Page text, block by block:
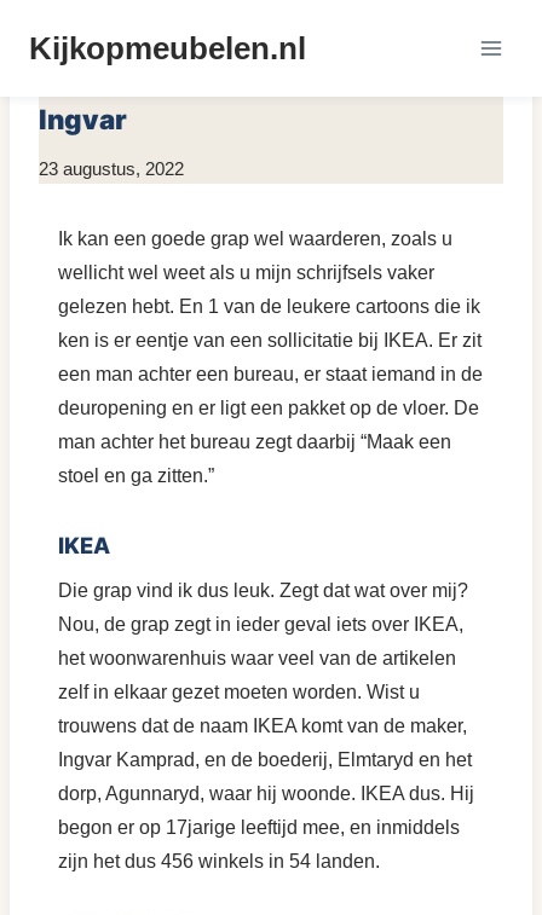
naarKijkopmeubelen.nl
Ingvar
Door
Sneijder
23 augustus, 2022
Ik kan een goede grap wel waarderen, zoals u
wellicht wel weet als u mijn schrijfsels vaker
gelezen hebt. En 1 van de leukere cartoons die ik
ken is er eentje van een sollicitatie bij IKEA. Er zit
een man achter een bureau, er staat iemand in de
deuropening en er ligt een pakket op de vloer. De
man achter het bureau zegt daarbij “Maak een
stoel en ga zitten.”
IKEA
Die grap vind ik dus leuk. Zegt dat wat over mij?
Nou, de grap zegt in ieder geval iets over IKEA,
het woonwarenhuis waar veel van de artikelen
zelf in elkaar gezet moeten worden. Wist u
trouwens dat de naam IKEA komt van de maker,
Ingvar Kamprad, en de boederij, Elmtaryd en het
dorp, Agunnaryd, waar hij woonde. IKEA dus. Hij
begon er op 17jarige leeftijd mee, en inmiddels
zijn het dus 456 winkels in 54 landen.